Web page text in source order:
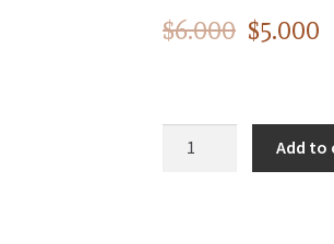
$6.000 $5.000
Add to